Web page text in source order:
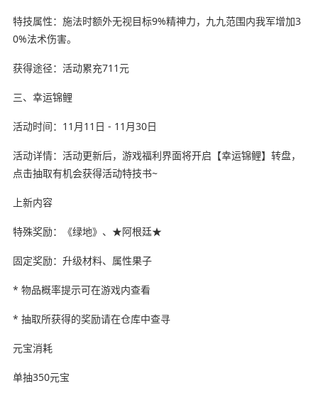
特技属性：施法时额外无视目标9%精神力，九九范围内我军增加3
0%法术伤害。
获得途径：活动累充711元
三、幸运锦鲤
活动时间：11月11日 - 11月30日
活动详情：活动更新后，游戏福利界面将开启【幸运锦鲤】转盘，
点击抽取有机会获得活动特技书~
上新内容
特殊奖励：《绿地》、★阿根廷★
固定奖励：升级材料、属性果子
* 物品概率提示可在游戏内查看
* 抽取所获得的奖励请在仓库中查寻
元宝消耗
单抽350元宝